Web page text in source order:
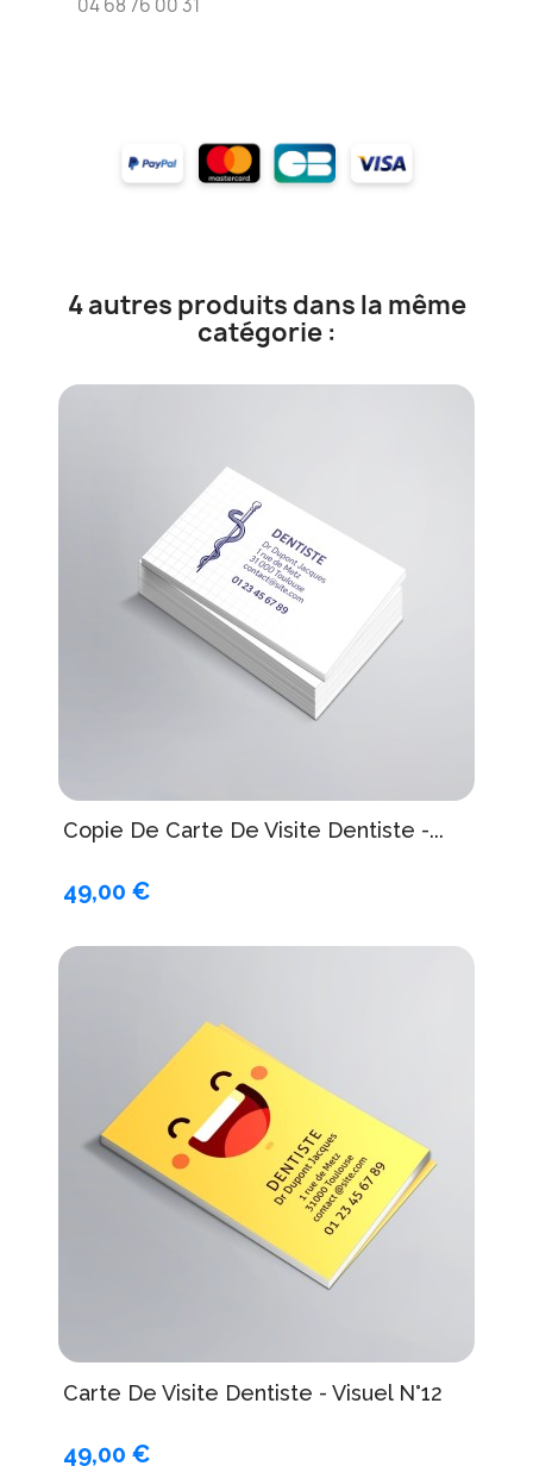
04 68 76 00 31
4 autres produits dans la même
catégorie :
Copie De Carte De Visite Dentiste -...
49,00 €
Carte De Visite Dentiste - Visuel N°12
49,00 €